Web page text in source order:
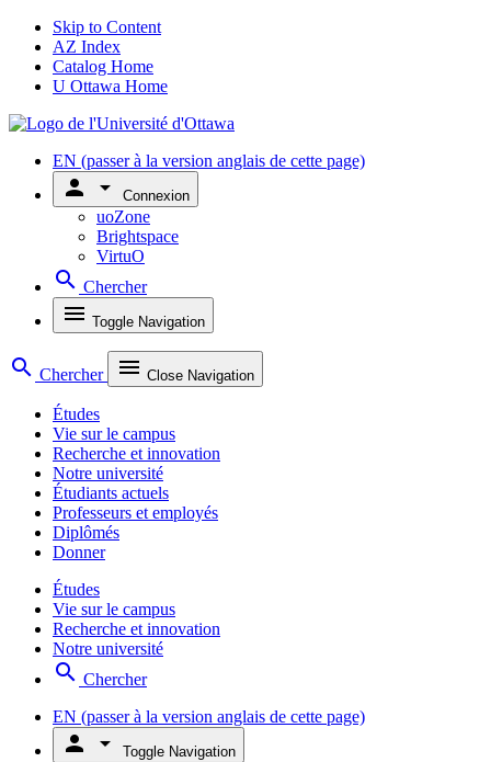
Skip to Content
AZ Index
Catalog Home
U Ottawa Home
EN (passer à la version anglais de cette page)
person arrow_drop_down Connexion
uoZone
Brightspace
VirtuO
search Chercher
menu Toggle Navigation
search Chercher menu Close Navigation
Études
Vie sur le campus
Recherche et innovation
Notre université
Étudiants actuels
Professeurs et employés
Diplômés
Donner
Études
Vie sur le campus
Recherche et innovation
Notre université
search Chercher
EN (passer à la version anglais de cette page)
person arrow_drop_down Toggle Navigation